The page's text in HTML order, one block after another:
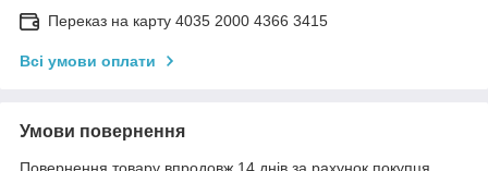
Переказ на карту 4035 2000 4366 3415
Всі умови оплати
Умови повернення
Повернення товару впродовж 14 днів за рахунок покупця